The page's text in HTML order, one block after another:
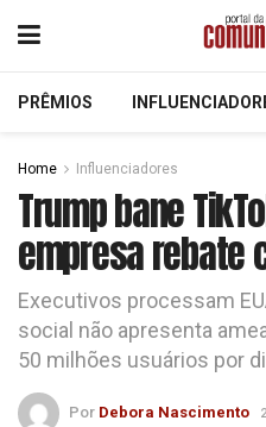
PRÊMIOS
Home Influenciadores
Trump bane
empresa rebate
Executivos processam
social não apresenta
50 milhões usuários por
Por Debora Nascimento